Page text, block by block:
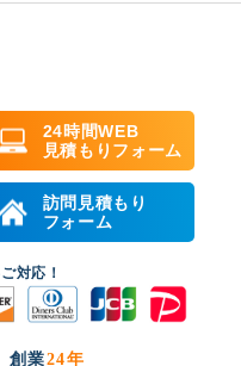
24時間WEB
見積もりフォーム
訪問見積もり
フォーム
対応！
創業24年